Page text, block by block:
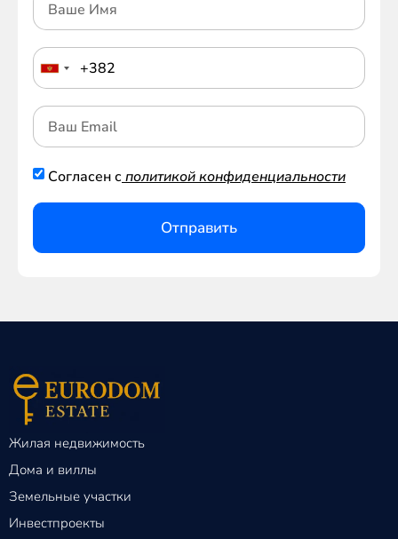
Согласен с политикой конфиденциальности
Отправить
Жилая недвижимость
Дома и виллы
Земельные участки
Инвестпроекты